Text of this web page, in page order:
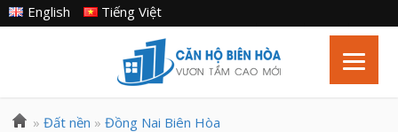
Tiếng Việt
English
» Đất nền » Đồng Nai Biên Hòa